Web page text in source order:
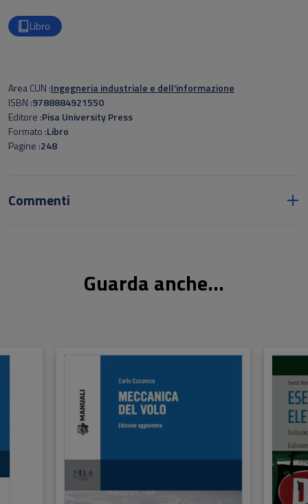
Libro
Area CUN Ingegneria industriale e dell'informazione
ISBN 9788884921550
Editore Pisa University Press
Formato Libro
Pagine 248
Commenti
Guarda anche...